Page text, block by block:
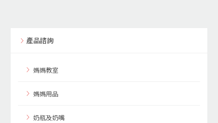
產品諮詢
媽媽教室
媽媽用品
奶瓶及奶嘴